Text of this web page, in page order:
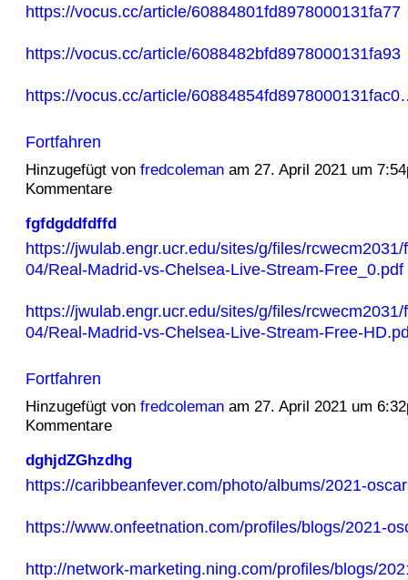
https://vocus.cc/article/60884801fd8978000131fa77
https://vocus.cc/article/6088482bfd8978000131fa93
https://vocus.cc/article/
Fortfahren
Hinzugefügt von fredcolemanam 27. April 2021 um
Kommentare
fgfdgddfdffd
https://jwulab.engr.ucr.edu/sites/g/files/
04/Real-Madrid-vs-Chelsea-Live-Stream-Free_0.pdf
https://jwulab.engr.ucr.edu/sites/g/files/
04/Real-Madrid-vs-Chelsea-Live-Stream-Free-
Fortfahren
Hinzugefügt von fredcolemanam 27. April 2021 um
Kommentare
dghjdZGhzdhg
https://caribbeanfever.com/photo/albums/2021-
https://www.onfeetnation.com/profiles/blogs/2021-
http://network-marketing.ning.com/profiles/blogs/